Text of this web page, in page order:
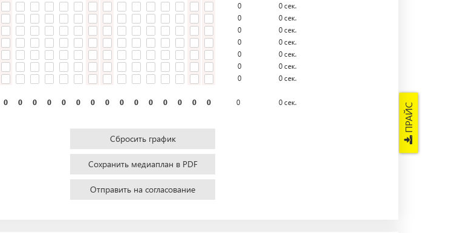
ПРАЙС
0 0сек.
0 0сек.
0 0сек.
0 0сек.
0 0сек.
0 0сек.
0 0сек.
0 0 0 0 0 0 0 0 0 0 0 0 0 0 0 0 0сек.
Сбросить график
Сохранить медиаплан в PDF
Отправить на согласование